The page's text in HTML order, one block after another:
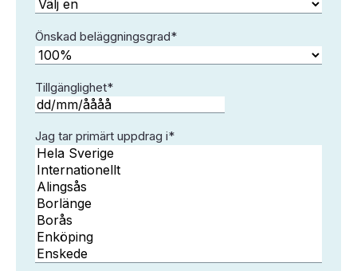
Önskad beläggningsgrad*
Tillgänglighet*
DD
snedstreck
MM
snedstreck
ÅÅÅÅ
Jag tar primärt uppdrag i*